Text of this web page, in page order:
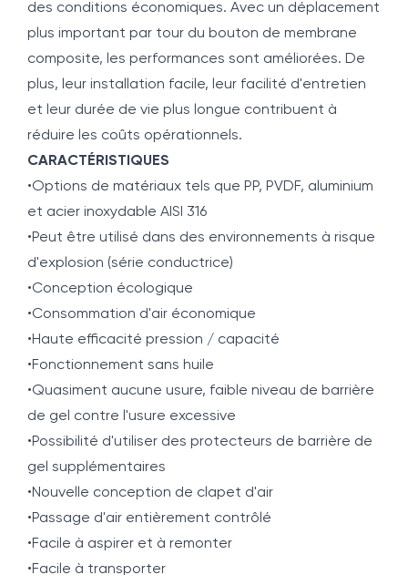
des conditions économiques. Avec un déplacement
plus important par tour du bouton de membrane
composite, les performances sont améliorées. De
plus, leur installation facile, leur facilité d'entretien
et leur durée de vie plus longue contribuent à
réduire les coûts opérationnels.
CARACTÉRISTIQUES
•Options de matériaux tels que PP, PVDF, aluminium
et acier inoxydable AISI 316
•Peut être utilisé dans des environnements à risque
d'explosion (série conductrice)
•Conception écologique
•Consommation d'air économique
•Haute efficacité pression / capacité
•Fonctionnement sans huile
•Quasiment aucune usure, faible niveau de barrière
de gel contre l'usure excessive
•Possibilité d'utiliser des protecteurs de barrière de
gel supplémentaires
•Nouvelle conception de clapet d'air
•Passage d'air entièrement contrôlé
•Facile à aspirer et à remonter
•Facile à transporter